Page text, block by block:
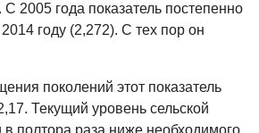
2005 года показатель постепенно
году (2,272). С тех пор он
поколений этот показатель
Текущий уровень сельской